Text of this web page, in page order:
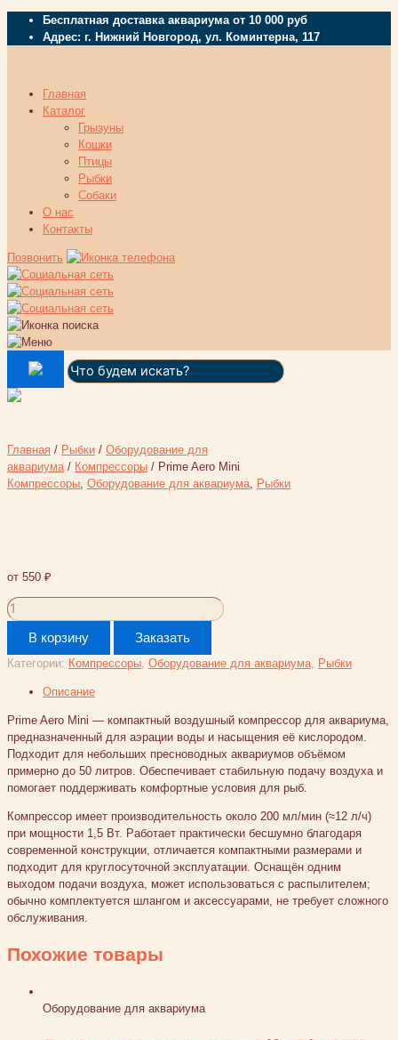
Бесплатная доставка аквариума от 10 000 руб
Адрес: г. Нижний Новгород, ул. Коминтерна, 117
Главная
Каталог
Грызуны
Кошки
Птицы
Рыбки
Собаки
О нас
Контакты
Позвонить
Поиск:
Главная / Рыбки / Оборудование для
аквариума / Компрессоры / Prime Aero Mini
Компрессоры Оборудование для аквариума Рыбки
от 550 ₽
Количество
товара
Prime
Aero
Mini
В корзину Заказать
Категории: Компрессоры Оборудование для аквариума Рыбки
Описание
Prime Aero Mini — компактный воздушный компрессор для аквариума,
предназначенный для аэрации воды и насыщения её кислородом.
Подходит для небольших пресноводных аквариумов объёмом
примерно до 50 литров. Обеспечивает стабильную подачу воздуха и
помогает поддерживать комфортные условия для рыб.
Компрессор имеет производительность около 200 мл/мин (≈12 л/ч)
при мощности 1,5 Вт. Работает практически бесшумно благодаря
современной конструкции, отличается компактными размерами и
подходит для круглосуточной эксплуатации. Оснащён одним
выходом подачи воздуха, может использоваться с распылителем;
обычно комплектуется шлангом и аксессуарами, не требует сложного
обслуживания.
Похожие товары
Оборудование для аквариума